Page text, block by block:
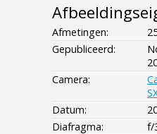
Afmetingen:
Gepubliceerd:
Camera:
Datum:
Diafragma:
f/